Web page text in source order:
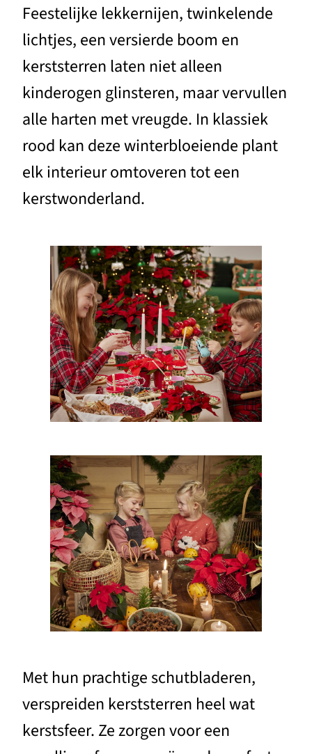
Feestelijke lekkernijen, twinkelende
lichtjes, een versierde boom en
kerststerren laten niet alleen
kinderogen glinsteren, maar vervullen
alle harten met vreugde. In klassiek
rood kan deze winterbloeiende plant
elk interieur omtoveren tot een
kerstwonderland.
Met hun prachtige schutbladeren,
verspreiden kerststerren heel wat
kerstsfeer. Ze zorgen voor een